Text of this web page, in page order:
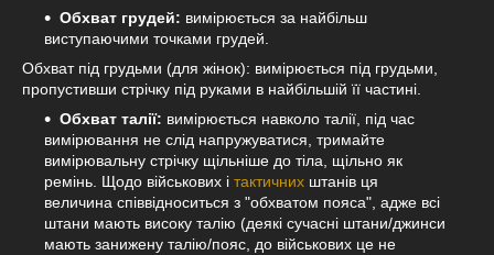
Обхват грудей: вимірюється за найбільш
виступаючими точками грудей.
Обхват під грудьми (для жінок): вимірюється під грудьми,
пропустивши стрічку під руками в найбільшій її частині.
Обхват талії: вимірюється навколо талії, під час
вимірювання не слід напружуватися, тримайте
вимірювальну стрічку щільніше до тіла, щільно як
ремінь. Щодо військових і тактичних штанів ця
величина співвідноситься з "обхватом пояса", адже всі
штани мають високу талію (деякі сучасні штани/джинси
мають занижену талію/пояс, до військових це не